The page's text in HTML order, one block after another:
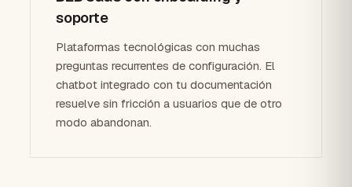
soporte
Plataformas tecnológicas con muchas
preguntas recurrentes de configuración. El
chatbot integrado con tu documentación
resuelve sin fricción a usuarios que de otro
modo abandonan.